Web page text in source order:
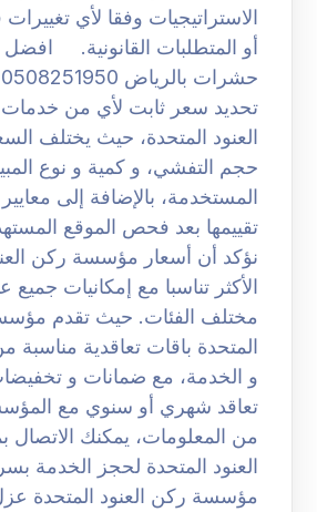
الاستراتيجيات وفقا لأي
أو المتطلبات القانونية.
تحديد سعر ثابت لأي من
العنود المتحدة، حيث يختلف
حجم التفشي، و كمية و نوع
المستخدمة، بالإضافة إلى
تقييمها بعد فحص الموقع
نؤكد أن أسعار مؤسسة ركن
الأكثر تناسبا مع إمكانيات جميع
مختلف الفئات. حيث تقدم
المتحدة باقات تعاقدية
و الخدمة، مع ضمانات و
تعاقد شهري أو سنوي مع
من المعلومات، يمكنك
العنود المتحدة لحجز الخدمة
مؤسسة ركن العنود المتحدة